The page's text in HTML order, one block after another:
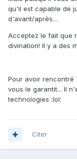
qu'il est capable de
d'avant/après...
Acceptez le fait que
divination! Il y a des
Pour avoir rencontré
vous le garantit... Il
technologies :lol:
Citer